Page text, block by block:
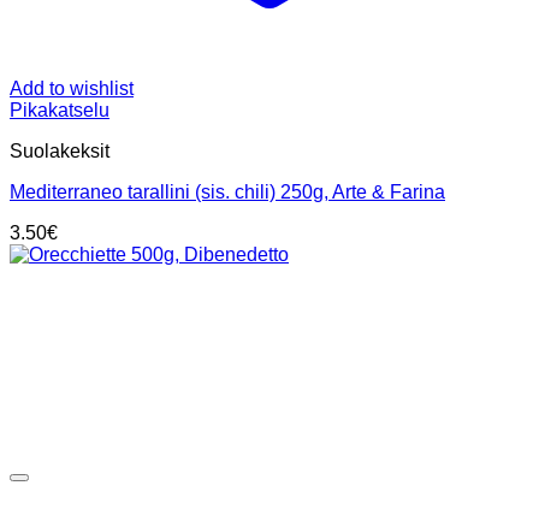
Add to wishlist
Pikakatselu
Suolakeksit
Mediterraneo tarallini (sis. chili) 250g, Arte & Farina
3.50€